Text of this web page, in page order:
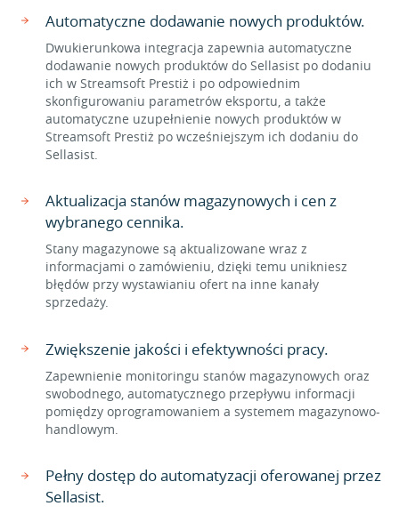
Automatyczne dodawanie nowych produktów.
Dwukierunkowa integracja zapewnia automatyczne
dodawanie nowych produktów do Sellasist po dodaniu
ich w Streamsoft Prestiż i po odpowiednim
skonfigurowaniu parametrów eksportu, a także
automatyczne uzupełnienie nowych produktów w
Streamsoft Prestiż po wcześniejszym ich dodaniu do
Sellasist.
Aktualizacja stanów magazynowych i cen z
wybranego cennika.
Stany magazynowe są aktualizowane wraz z
informacjami o zamówieniu, dzięki temu unikniesz
błędów przy wystawianiu ofert na inne kanały
sprzedaży.
Zwiększenie jakości i efektywności pracy.
Zapewnienie monitoringu stanów magazynowych oraz
swobodnego, automatycznego przepływu informacji
pomiędzy oprogramowaniem a systemem magazynowo-
handlowym.
Pełny dostęp do automatyzacji oferowanej przez
Sellasist.